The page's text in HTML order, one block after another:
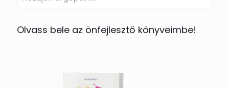
Olvass bele az önfejlesztő könyveimbe!